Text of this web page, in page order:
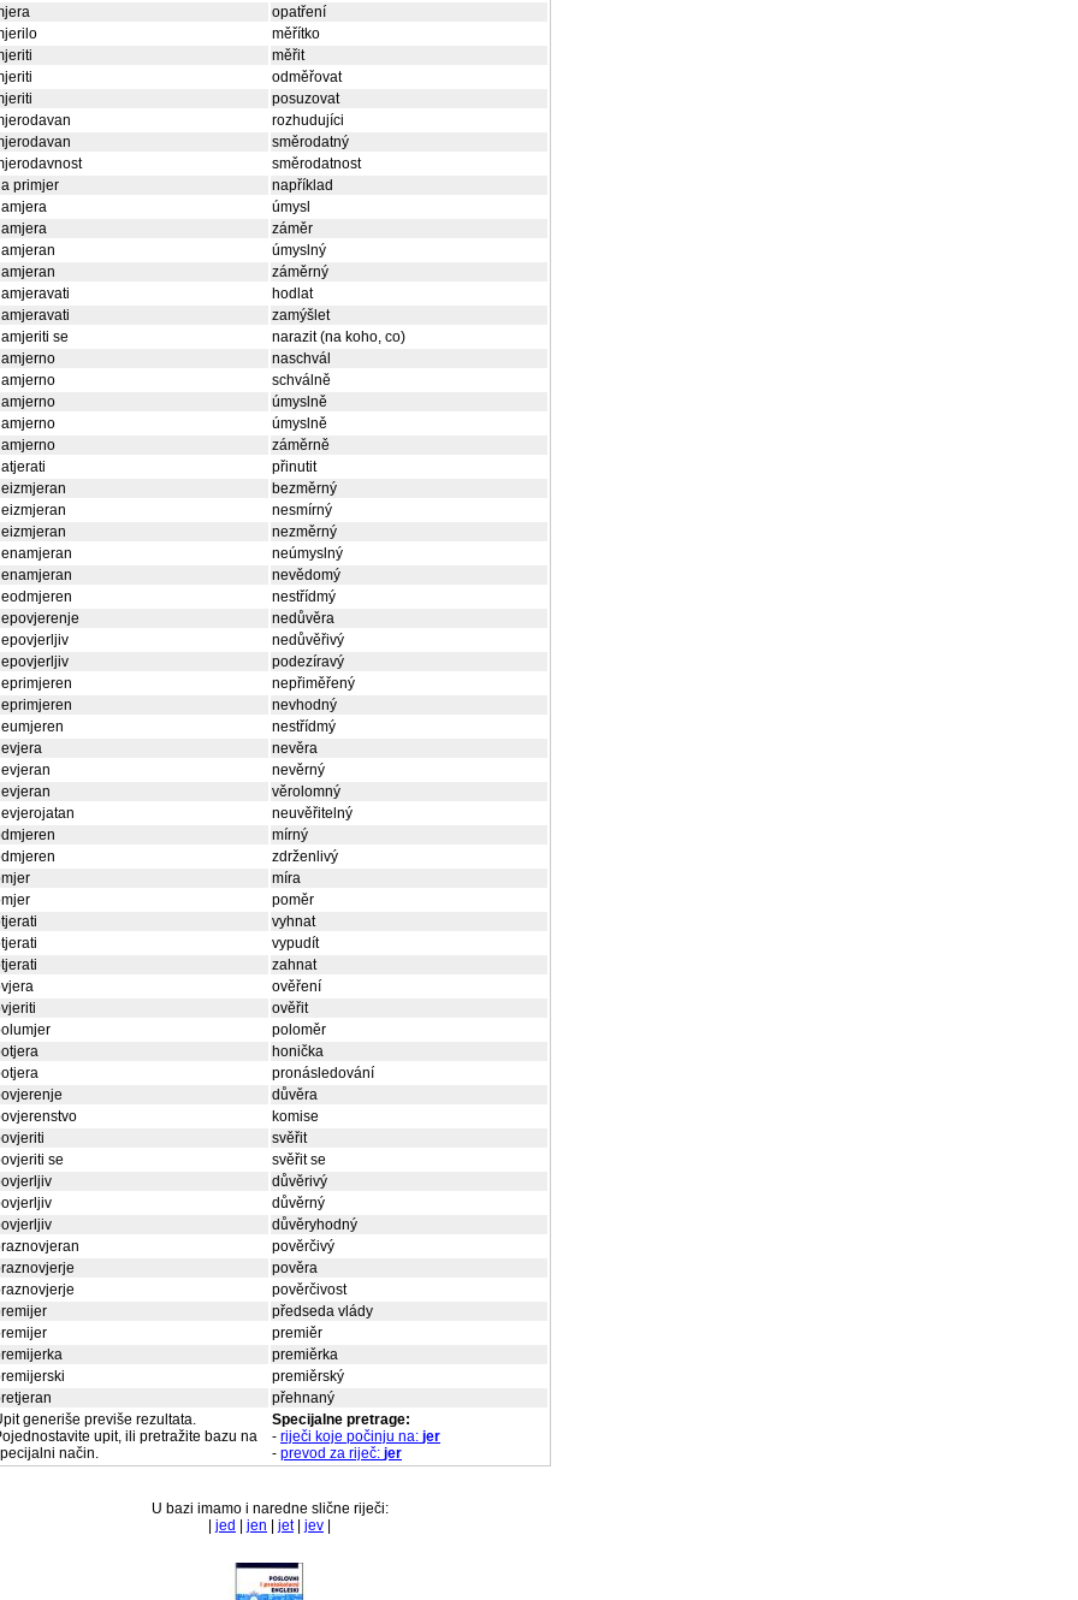
opatření
měřítko
měřit
odměřovat
posuzovat
rozhudujíci
směrodatný
směrodatnost
primjer
například
úmysl
záměr
úmyslný
záměrný
hodlat
zamýšlet
se
narazit (na koho, co)
naschvál
schválně
úmyslně
úmyslně
záměrně
přinutit
bezměrný
nesmírný
nezměrný
neúmyslný
nevědomý
nestřídmý
nedůvěra
nedůvěřivý
podezíravý
nepřiměřený
nevhodný
nestřídmý
nevěra
nevěrný
věrolomný
neuvěřitelný
mírný
zdrženlivý
míra
poměr
vyhnat
vypudít
zahnat
ověření
ověřit
poloměr
honička
pronásledování
důvěra
komise
svěřit
se
svěřit se
důvěrivý
důvěrný
důvěryhodný
pověrčivý
pověra
pověrčivost
předseda vlády
premiěr
premiěrka
premiěrský
přehnaný
generiše previše rezultata.
upit, ili pretražite bazu na
način.
Specijalne pretrage:
- riječi koje počinju na: jer
- prevod za riječ: jer
U bazi imamo i naredne slične riječi:
jed jen jet| jev